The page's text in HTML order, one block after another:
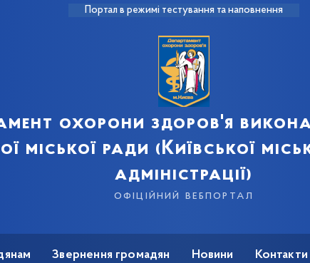
Портал в режимі тестування та наповнення
охорони здоров'я
міської ради (Київської
адміністрації)
офіційний вебпортал
Звернення громадян Новини Контакти